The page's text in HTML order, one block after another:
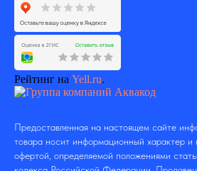
Рейтинг на Yell.ru.
Предоставленная на настоящем сайте
товара носит информационный характер и
офертой, определяемой положениями